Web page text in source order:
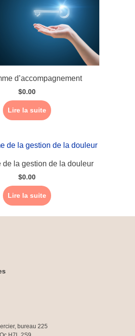
d’accompagnement
$0.00
Lire la suite
de la gestion de la douleur
$0.00
Lire la suite
bureau 225